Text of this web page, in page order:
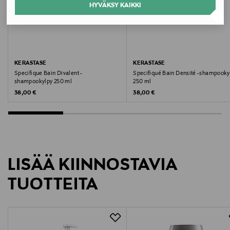
HYVÄKSY KAIKKI
Väri
18
Ainesosalista saattaa olla muuttunut. Tarkista aina
pakkauksesta.INGREDIENTS: AQUA / WATER •
HEXYLENE GLYCOL • SODIUM LAURYL SULFATE •
KERASTASE
Specifique Bain Divalent -
shampookylpy 250 ml
Original Price
38,00 €
KERASTASE
Specifiqué Bain Densité -
250 ml
Original Price
38,00 €
LISÄÄ KIINNOSTAVIA
TUOTTEITA